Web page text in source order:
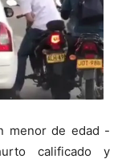
menor de edad -
calificado y